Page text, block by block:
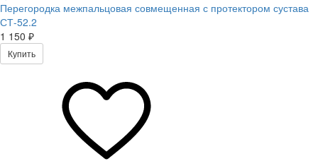
Перегородка межпальцовая совмещенная с протектором сустава
СТ-52.2
1 150 ₽
Купить